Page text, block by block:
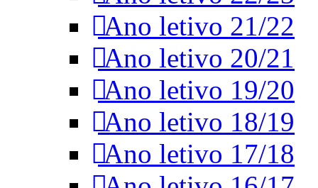
Ano letivo 21/22
Ano letivo 20/21
Ano letivo 19/20
Ano letivo 18/19
Ano letivo 17/18